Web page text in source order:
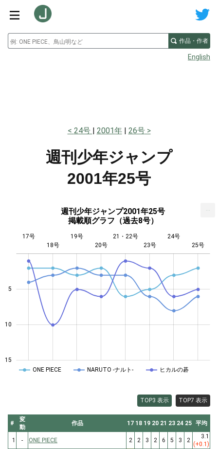
作品・作者
English
24号 2001年 26号
週刊少年ジャンプ
2001年25号
週刊少年ジャンプ2001年25号
掲載順グラフ（過去8号）
15
10
5
17号
18号
19号
20号
21・22号
23号
24号
25号
ONE PIECE NARUTO -ナルト- ヒカルの碁
TOP3 表示 TOP7 表示
#
変
動
作品 17 18 19 20 21 23 24 25 平均
1 - ONE PIECE 2 2 3 2 6 5 3 2
3.1
(+0.1)